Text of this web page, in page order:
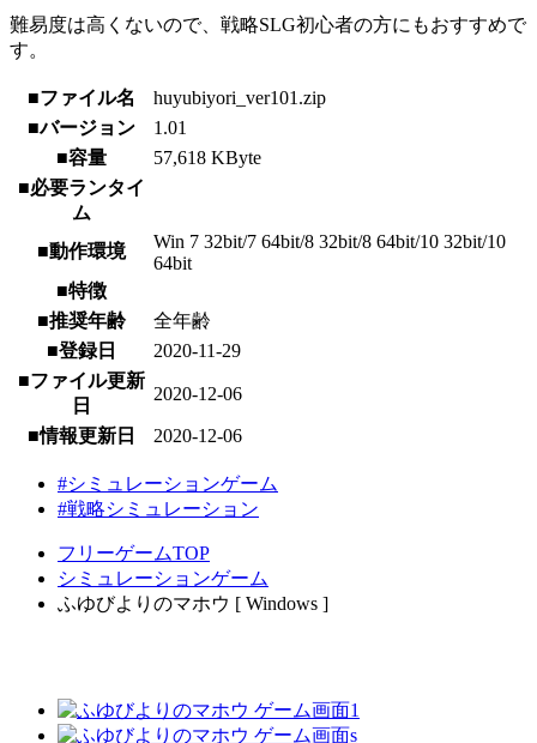
難易度は高くないので、戦略SLG初心者の方にもおすすめで
す。
■ファイル名
huyubiyori_ver101.zip
■バージョン
1.01
■容量
57,618 KByte
■必要ランタイ
ム
■動作環境
Win 7 32bit/7 64bit/8 32bit/8 64bit/10 32bit/10
64bit
■特徴
■推奨年齢
全年齢
■登録日
2020-11-29
■ファイル更新
日
2020-12-06
■情報更新日 2020-12-06
#シミュレーションゲーム
#戦略シミュレーション
フリーゲームTOP
シミュレーションゲーム
ふゆびよりのマホウ [ Windows ]